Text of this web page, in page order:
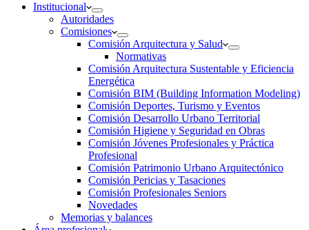
Institucional
Autoridades
Comisiones
Comisión Arquitectura y Salud
Normativas
Comisión Arquitectura Sustentable y Eficiencia
Energética
Comisión BIM (Building Information Modeling)
Comisión Deportes, Turismo y Eventos
Comisión Desarrollo Urbano Territorial
Comisión Higiene y Seguridad en Obras
Comisión Jóvenes Profesionales y Práctica
Profesional
Comisión Patrimonio Urbano Arquitectónico
Comisión Pericias y Tasaciones
Comisión Profesionales Seniors
Novedades
Memorias y balances